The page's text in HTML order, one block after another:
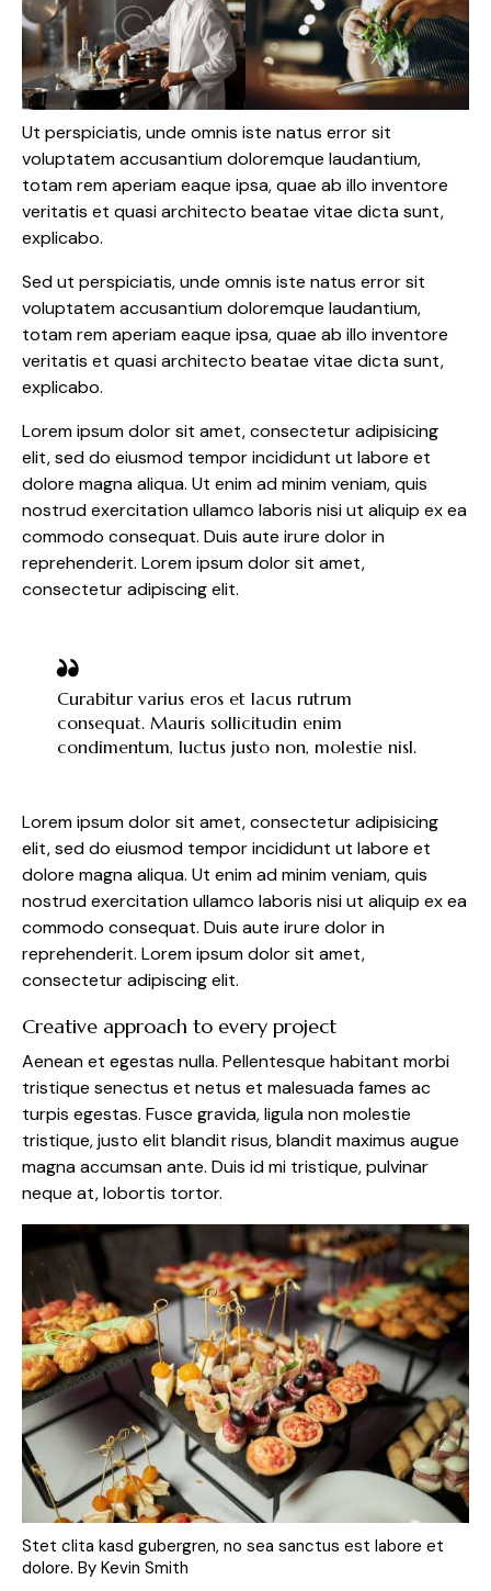
Ut perspiciatis, unde omnis iste natus error sit
voluptatem accusantium doloremque laudantium,
totam rem aperiam eaque ipsa, quae ab illo inventore
veritatis et quasi architecto beatae vitae dicta sunt,
explicabo.
Sed ut perspiciatis, unde omnis iste natus error sit
voluptatem accusantium doloremque laudantium,
totam rem aperiam eaque ipsa, quae ab illo inventore
veritatis et quasi architecto beatae vitae dicta sunt,
explicabo.
Lorem ipsum dolor sit amet, consectetur adipisicing
elit, sed do eiusmod tempor incididunt ut labore et
dolore magna aliqua. Ut enim ad minim veniam, quis
nostrud exercitation ullamco laboris nisi ut aliquip ex ea
commodo consequat. Duis aute irure dolor in
reprehenderit. Lorem ipsum dolor sit amet,
consectetur adipiscing elit.
Curabitur varius eros et lacus rutrum
consequat. Mauris sollicitudin enim
condimentum, luctus justo non, molestie nisl.
Lorem ipsum dolor sit amet, consectetur adipisicing
elit, sed do eiusmod tempor incididunt ut labore et
dolore magna aliqua. Ut enim ad minim veniam, quis
nostrud exercitation ullamco laboris nisi ut aliquip ex ea
commodo consequat. Duis aute irure dolor in
reprehenderit. Lorem ipsum dolor sit amet,
consectetur adipiscing elit.
Creative approach to every project
Aenean et egestas nulla. Pellentesque habitant morbi
tristique senectus et netus et malesuada fames ac
turpis egestas. Fusce gravida, ligula non molestie
tristique, justo elit blandit risus, blandit maximus augue
magna accumsan ante. Duis id mi tristique, pulvinar
neque at, lobortis tortor.
Stet clita kasd gubergren, no sea sanctus est labore et
dolore. By Kevin Smith